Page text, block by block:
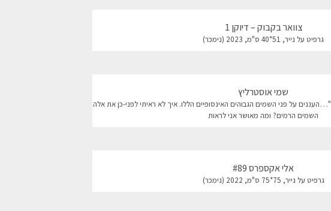
צוואר בקבוק – דיוקן 1
גרפיט על נייר, 51*40 ס"מ, 2023 (נימכר)
שמי אוסטרליץ
גרפיט על נייר, 300*70 ס"מ, 2022 "…העננים על פני השמים הגבוהים האינסופיים הללו. איך לא ראיתי לפני-כן את אלה
השמים הרמים? ומה מאושר אני לראות
אלי אקספרס #89
גרפיט על נייר, 75*75 ס"מ, 2022 (נימכר)